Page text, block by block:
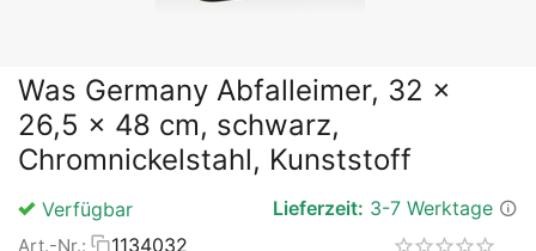
Was Germany Abfalleimer, 32 x
26,5 x 48 cm, schwarz,
Chromnickelstahl, Kunststoff
Verfügbar Lieferzeit: 3-7 Werktage
Art.-Nr.: 1134032